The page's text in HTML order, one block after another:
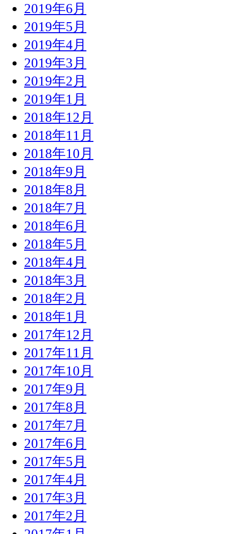
2019年6月
2019年5月
2019年4月
2019年3月
2019年2月
2019年1月
2018年12月
2018年11月
2018年10月
2018年9月
2018年8月
2018年7月
2018年6月
2018年5月
2018年4月
2018年3月
2018年2月
2018年1月
2017年12月
2017年11月
2017年10月
2017年9月
2017年8月
2017年7月
2017年6月
2017年5月
2017年4月
2017年3月
2017年2月